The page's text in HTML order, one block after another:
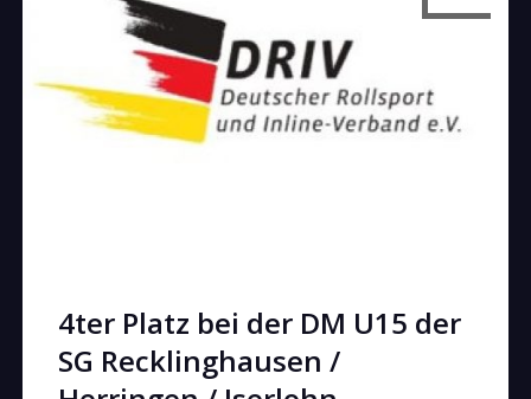
4ter Platz bei der DM U15 der
SG Recklinghausen /